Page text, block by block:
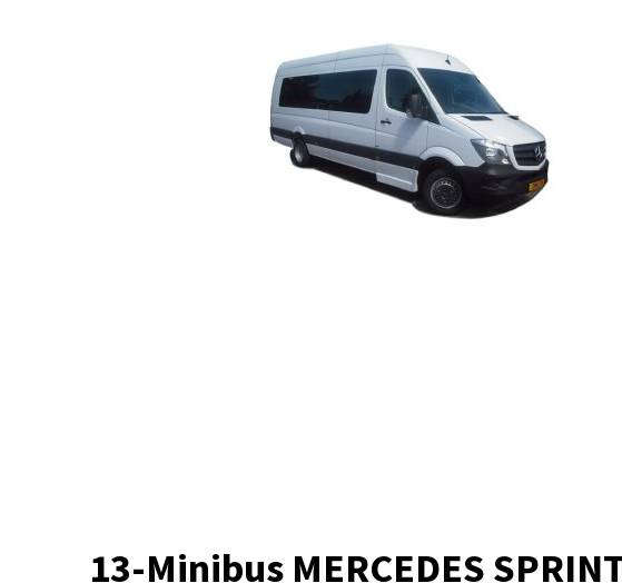
13-Minibus MERCEDES